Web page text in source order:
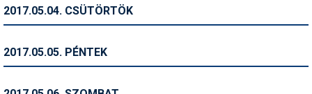
Kerékpár
2017.05.04. CSÜTÖRTÖK
2017.05.05. PÉNTEK